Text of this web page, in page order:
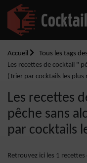
Accueil
Tous les tags
Les recettes de cocktail "
(Trier par cocktails les plus
Les recettes
pêche sans
par cocktails
Retrouvez ici les 1